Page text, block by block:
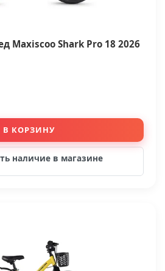
Maxiscoo Shark Pro 18 2026
В КОРЗИНУ
наличие в магазине